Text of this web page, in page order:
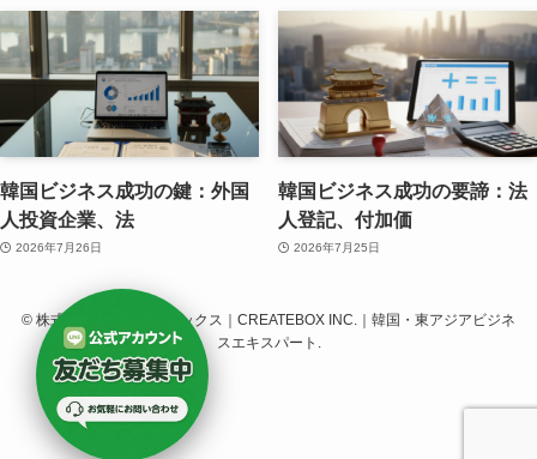
韓国ビジネス成功の鍵：外国
人投資企業、法
2026年7月26日
韓国ビジネス成功の要諦：法
人登記、付加価
2026年7月25日
© 株式会社クリエイトボックス｜CREATEBOX INC.｜韓国・東アジアビジネ
スエキスパート.